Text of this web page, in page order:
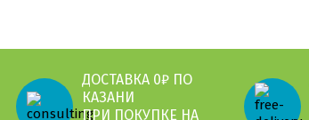
ДОСТАВКА 0₽ ПО
КАЗАНИ
ПРИ ПОКУПКЕ НА